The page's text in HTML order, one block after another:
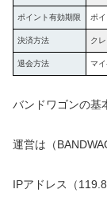
ポイント有効期限 ポ
決済方法 ク
退会方法 マ
バンドワゴンの基
運営は（
IPアドレス（